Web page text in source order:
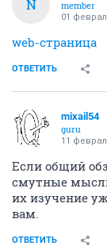
N member
01
web-страница
ОТВЕТИТЬ
mixail54
guru
11
Если общий
смутные
их изучение
вам.
ОТВЕТИТЬ